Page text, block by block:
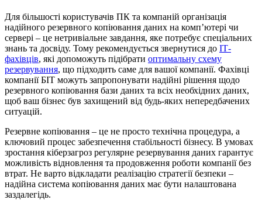
Для більшості користувачів ПК та компаній організація
надійного резервного копіювання даних на комп’ютері чи
сервері – це нетривіальне завдання, яке потребує спеціальних
знань та досвіду. Тому рекомендується звернутися до ІТ-
фахівців, які допоможуть підібрати оптимальну схему
резервування, що підходить саме для вашої компанії. Фахівці
компанії БІТ можуть запропонувати надійні рішення щодо
резервного копіювання бази даних та всіх необхідних даних,
щоб ваш бізнес був захищений від будь-яких непередбачених
ситуацій.
Резервне копіювання – це не просто технічна процедура, а
ключовий процес забезпечення стабільності бізнесу. В умовах
зростання кіберзагроз регулярне резервування даних гарантує
можливість відновлення та продовження роботи компанії без
втрат. Не варто відкладати реалізацію стратегії безпеки –
надійна система копіювання даних має бути налаштована
заздалегідь.